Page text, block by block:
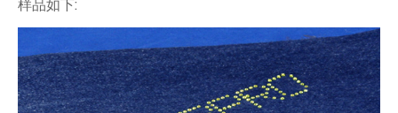
样品如下: